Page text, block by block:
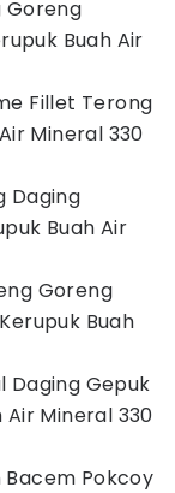
Goreng
Buah Air
Fillet Terong
Mineral 330
Daging
Buah Air
Goreng
Buah
Daging Gepuk
Mineral 330
Bacem Pokcoy